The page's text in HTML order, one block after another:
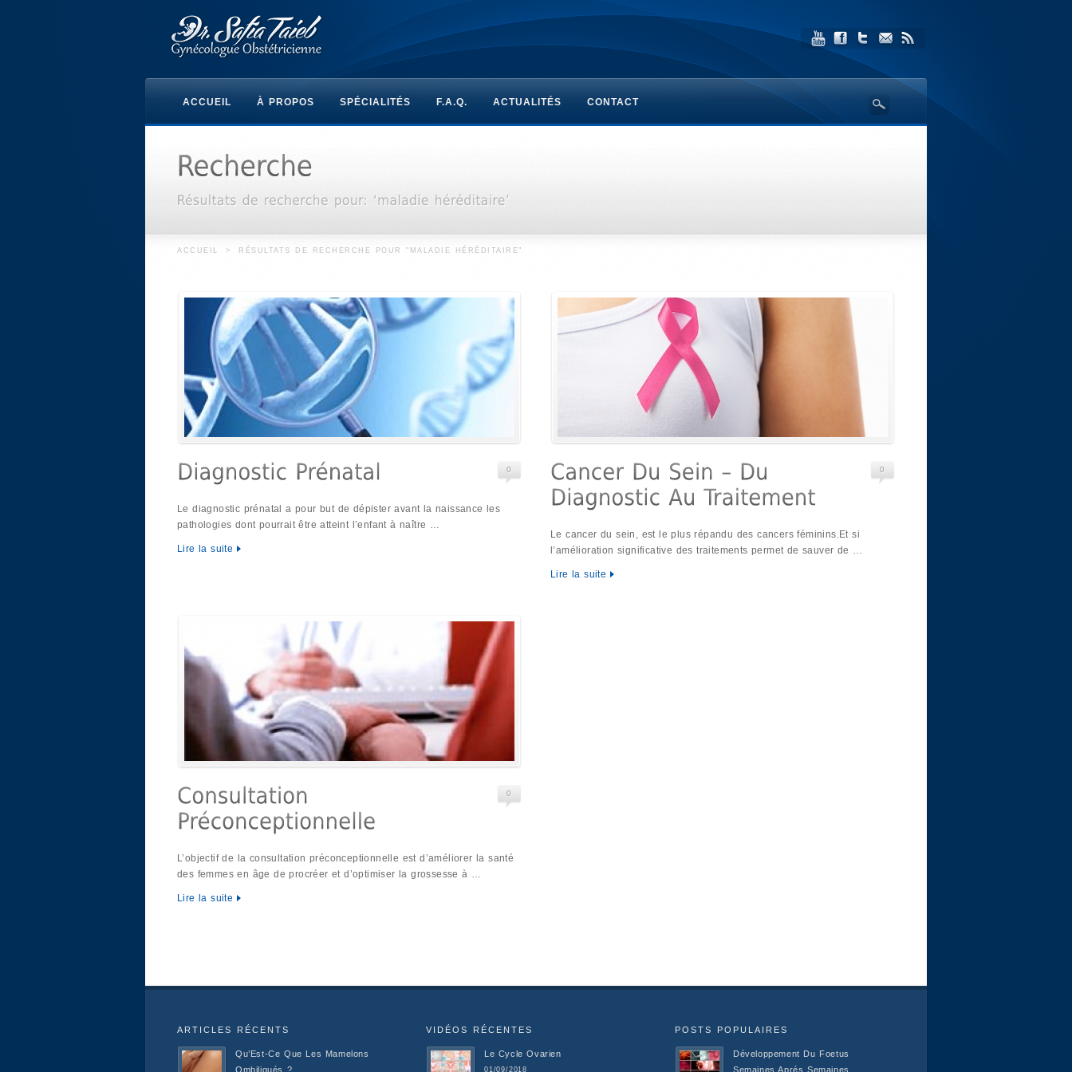
ACCUEIL À PROPOS SPÉCIALITÉS F.A.Q. ACTUALITÉS CONTACT
ACCUEIL > RÉSULTATS DE RECHERCHE POUR "MALADIE HÉRÉDITAIRE"
0
Le diagnostic prénatal a pour but de dépister avant la naissance les
pathologies dont pourrait être atteint l’enfant à naître …
Lire la suite
0
Le cancer du sein, est le plus répandu des cancers féminins.Et si
l’amélioration significative des traitements permet de sauver de …
Lire la suite
0
L’objectif de la consultation préconceptionnelle est d’améliorer la santé
des femmes en âge de procréer et d’optimiser la grossesse à …
Lire la suite
ARTICLES RÉCENTS
Qu’Est-Ce Que Les Mamelons
Ombiliqués ?
VIDÉOS RÉCENTES
Le Cycle Ovarien
01/09/2018
POSTS POPULAIRES
Développement Du Foetus
Semaines Aprés Semaines